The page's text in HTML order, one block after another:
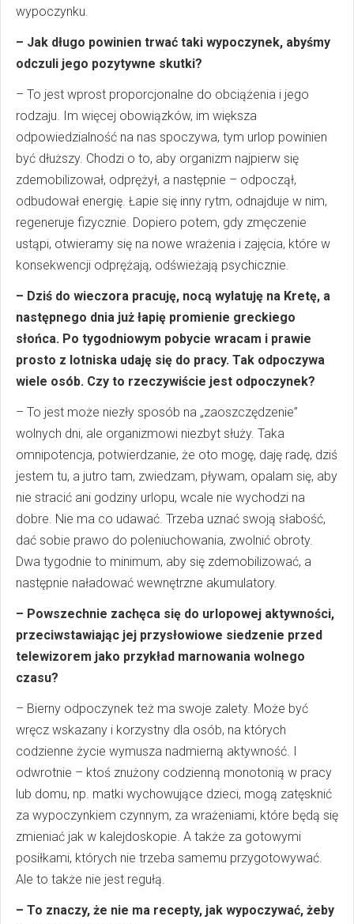
wypoczynku.
– Jak długo powinien trwać taki wypoczynek, abyśmy
odczuli jego pozytywne skutki?
– To jest wprost proporcjonalne do obciążenia i jego
rodzaju. Im więcej obowiązków, im większa
odpowiedzialność na nas spoczywa, tym urlop powinien
być dłuższy. Chodzi o to, aby organizm najpierw się
zdemobilizował, odprężył, a następnie – odpoczął,
odbudował energię. Łapie się inny rytm, odnajduje w nim,
regeneruje fizycznie. Dopiero potem, gdy zmęczenie
ustąpi, otwieramy się na nowe wrażenia i zajęcia, które w
konsekwencji odprężają, odświeżają psychicznie.
– Dziś do wieczora pracuję, nocą wylatuję na Kretę, a
następnego dnia już łapię promienie greckiego
słońca. Po tygodniowym pobycie wracam i prawie
prosto z lotniska udaję się do pracy. Tak odpoczywa
wiele osób. Czy to rzeczywiście jest odpoczynek?
– To jest może niezły sposób na „zaoszczędzenie”
wolnych dni, ale organizmowi niezbyt służy. Taka
omnipotencja, potwierdzanie, że oto mogę, daję radę, dziś
jestem tu, a jutro tam, zwiedzam, pływam, opalam się, aby
nie stracić ani godziny urlopu, wcale nie wychodzi na
dobre. Nie ma co udawać. Trzeba uznać swoją słabość,
dać sobie prawo do poleniuchowania, zwolnić obroty.
Dwa tygodnie to minimum, aby się zdemobilizować, a
następnie naładować wewnętrzne akumulatory.
– Powszechnie zachęca się do urlopowej aktywności,
przeciwstawiając jej przysłowiowe siedzenie przed
telewizorem jako przykład marnowania wolnego
czasu?
– Bierny odpoczynek też ma swoje zalety. Może być
wręcz wskazany i korzystny dla osób, na których
codzienne życie wymusza nadmierną aktywność. I
odwrotnie – ktoś znużony codzienną monotonią w pracy
lub domu, np. matki wychowujące dzieci, mogą zatęsknić
za wypoczynkiem czynnym, za wrażeniami, które będą się
zmieniać jak w kalejdoskopie. A także za gotowymi
posiłkami, których nie trzeba samemu przygotowywać.
Ale to także nie jest regułą.
– To znaczy, że nie ma recepty, jak wypoczywać, żeby